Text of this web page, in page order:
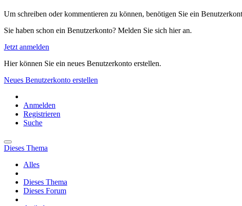
Um schreiben oder kommentieren zu können, benötigen Sie ein
Sie haben schon ein Benutzerkonto? Melden Sie sich hier an.
Jetzt anmelden
Hier können Sie ein neues Benutzerkonto erstellen.
Neues Benutzerkonto erstellen
Anmelden
Registrieren
Suche
Dieses Thema
Alles
Dieses Thema
Dieses Forum